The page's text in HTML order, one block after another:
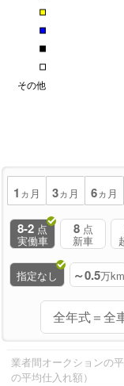
■
■
■
■
その他
1 ヵ月 3ヵ月 6ヵ月
8-2 点
実働車
8 点
新車
指定なし ～0.5万km
業者間オークションの
の平均仕入れ額）